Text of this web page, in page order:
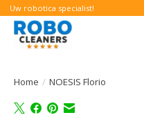
Uw robotica specialist!
Home / NOESIS Florio